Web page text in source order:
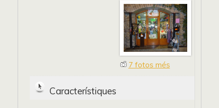
7 fotos més
Característiques